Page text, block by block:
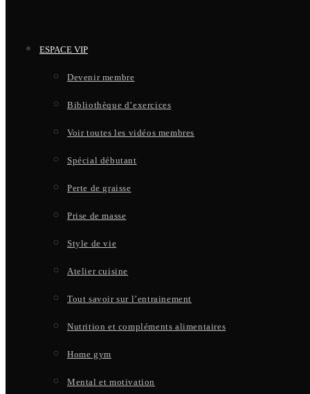
ESPACE VIP
Devenir membre
Bibliothèque d’exercices
Voir toutes les vidéos membres
Spécial débutant
Perte de graisse
Prise de masse
Style de vie
Atelier cuisine
Tout savoir sur l’entrainement
Nutrition et compléments alimentaires
Home gym
Mental et motivation